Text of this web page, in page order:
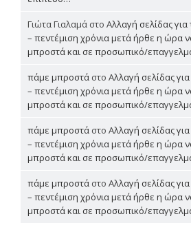
Γιώτα Γιαλαμά στο Αλλαγή σελίδας
– πεντέμιση χρόνια μετά ήρθε η
μπροστά και σε προσωπικό/
πάμε μπροστά στο Αλλαγή σελίδας
– πεντέμιση χρόνια μετά ήρθε η
μπροστά και σε προσωπικό/
πάμε μπροστά στο Αλλαγή σελίδας
– πεντέμιση χρόνια μετά ήρθε η
μπροστά και σε προσωπικό/
πάμε μπροστά στο Αλλαγή σελίδας
– πεντέμιση χρόνια μετά ήρθε η
μπροστά και σε προσωπικό/